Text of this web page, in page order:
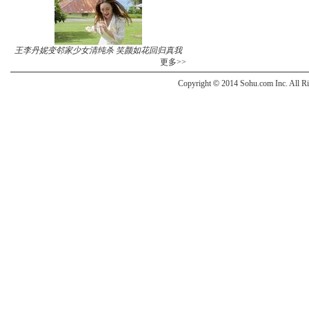
王李丹妮变邻家少女清纯杀 笑颜如花回归真我
更多>>
Copyright © 2014 Sohu.com Inc. All